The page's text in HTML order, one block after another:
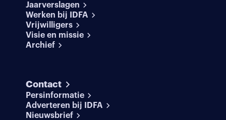
Jaarverslagen
Werken bij IDFA
Vrijwilligers
Visie en missie
Archief
Contact
Persinformatie
Adverteren bij IDFA
Nieuwsbrief